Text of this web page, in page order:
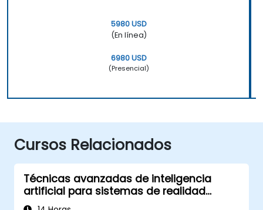
5980 USD
(En línea)
6980 USD
(Presencial)
Cursos Relacionados
Técnicas avanzadas de inteligencia
artificial para sistemas de realidad
aumentada y virtual